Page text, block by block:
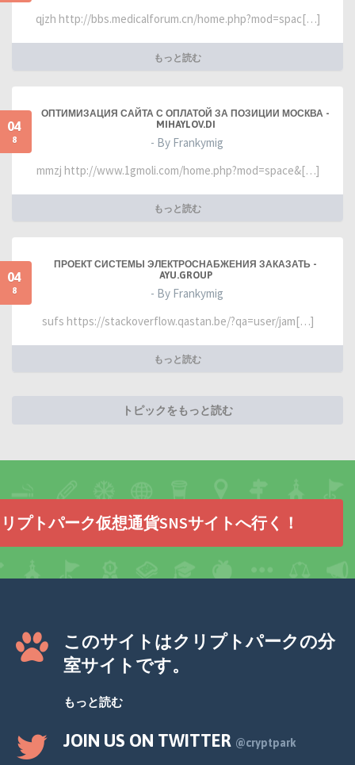
qjzh http://bbs.medicalforum.cn/home.php?mod=spac[…]
もっと読む
04
8
ОПТИМИЗАЦИЯ САЙТА С ОПЛАТОЙ ЗА ПОЗИЦИИ МОСКВА -
MIHAYLOV.DI
- By Frankymig
mmzj http://www.1gmoli.com/home.php?mod=space&[…]
もっと読む
04
8
ПРОЕКТ СИСТЕМЫ ЭЛЕКТРОСНАБЖЕНИЯ ЗАКАЗАТЬ -
AYU.GROUP
- By Frankymig
sufs https://stackoverflow.qastan.be/?qa=user/jam[…]
もっと読む
トピックをもっと読む
プトパーク仮想通貨SNSサイトへ行く！
このサイトはクリプトパークの分
室サイトです。
もっと読む
JOIN US ON TWITTER @cryptpark